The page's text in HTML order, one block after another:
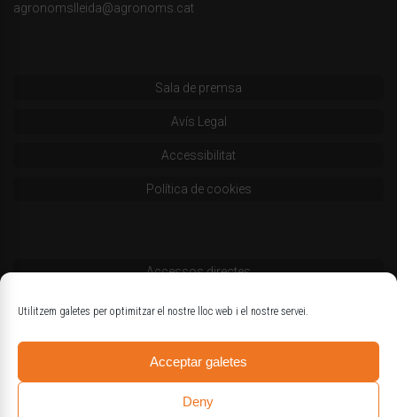
Utilitzem galetes per optimitzar el nostre lloc web i el nostre servei.
Acceptar galetes
Deny
agronomslleida@agronoms.cat
Sala de premsa
Avís Legal
Accessibilitat
Política de cookies
Accessos directes
Codi deontològic
Estatuts
Logotips oficials